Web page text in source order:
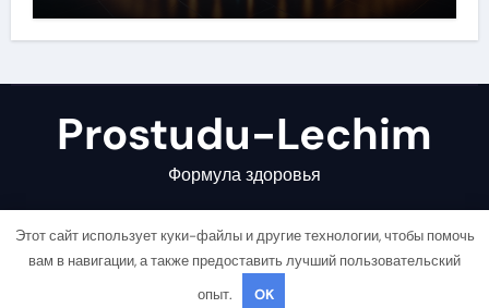
Prostudu-Lechim
Формула здоровья
Copyright © All rights reserved |
Этот сайт использует куки-файлы и другие технологии, чтобы помочь
вам в навигации, а также предоставить лучший пользовательский
опыт.
OK